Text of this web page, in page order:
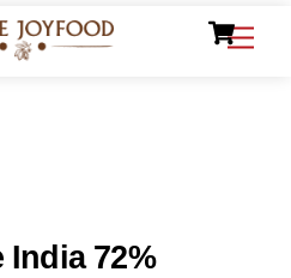
India 72%